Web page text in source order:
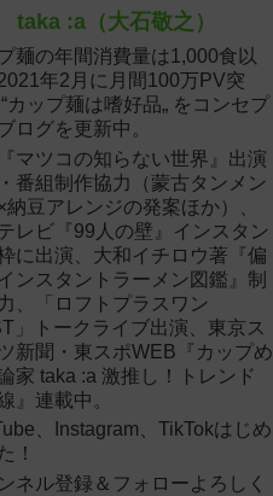
taka :a（大石敬之）
麺の年間消費量は1,000食以
2021年2月に月間100万PV突
カップ麺は嗜好品„ をコンセプ
ログを更新中。
マツコの知らない世界』出演
番組制作協力（蒙古タンメン
納豆アレンジの発案ほか）、
レビ『99人の壁』インスタン
に出演、大和イチロウ著『偏
ンスタントラーメン図鑑』制
、「ロフトプラスワン
」トークライブ出演、東京ス
新聞・東スポWEB『カップめ
家 taka :a 激推し！トレンド
』連載中。
、Instagram、TikTokはじめ
！
ネル登録＆フォローよろしく